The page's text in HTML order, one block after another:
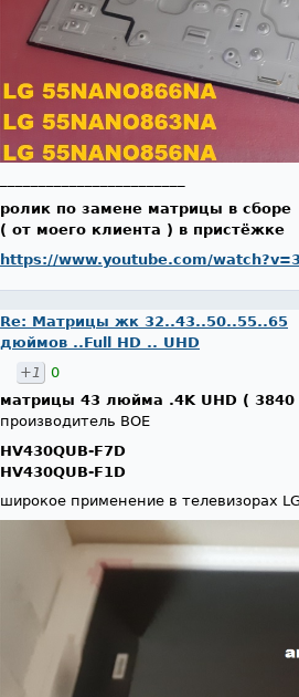
ролик по замене матрицы в сборе
( от моего клиента ) в пристёжке
https://www.youtube.com/
Re: Матрицы жк 32..43..50..55..65
дюймов ..Full HD .. UHD
+1
0
матрицы 43 люйма .4K UHD ( 3840
производитель BOE
HV430QUB-F7D
HV430QUB-F1D
широкое применение в телевизорах